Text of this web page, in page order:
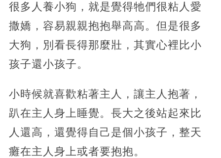
很多人養小狗，就是覺得牠們很粘人愛
撒嬌，容易親親抱抱舉高高。但是很多
大狗，別看長得那麼壯，其實心裡比小
孩子還小孩子。
小時候就喜歡粘著主人，讓主人抱著，
趴在主人身上睡覺。長大之後站起來比
人還高，還覺得自己是個小孩子，整天
癱在主人身上或者要抱抱。